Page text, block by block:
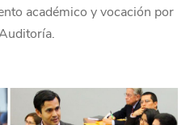
académico y vocación por